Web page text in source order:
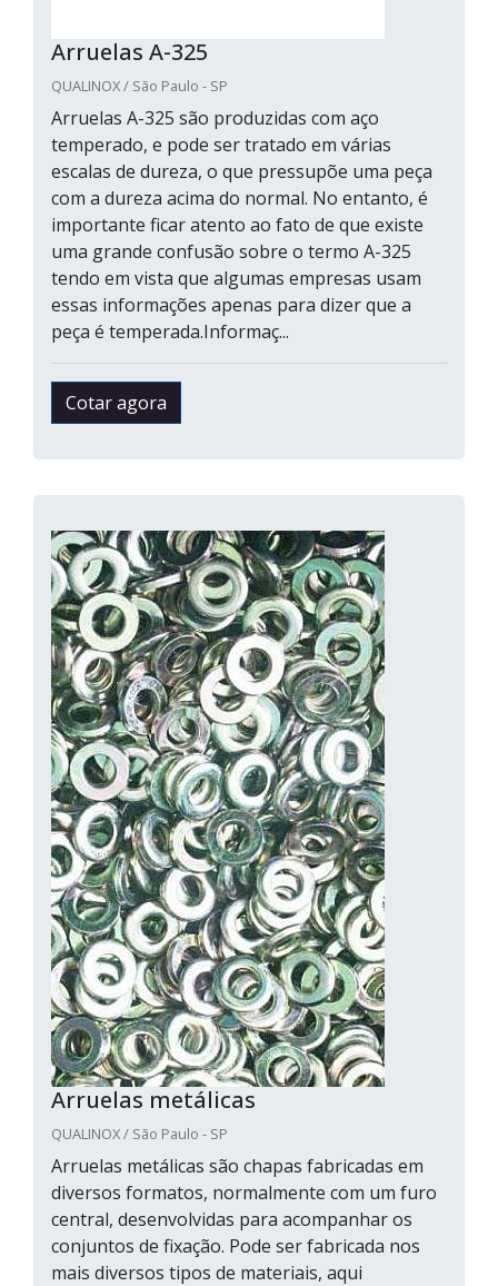
Arruelas A-325
QUALINOX / São Paulo - SP
Arruelas A-325 são produzidas com aço
temperado, e pode ser tratado em várias
escalas de dureza, o que pressupõe uma peça
com a dureza acima do normal. No entanto, é
importante ficar atento ao fato de que existe
uma grande confusão sobre o termo A-325
tendo em vista que algumas empresas usam
essas informações apenas para dizer que a
peça é temperada.Informaç...
Cotar agora
Arruelas metálicas
QUALINOX / São Paulo - SP
Arruelas metálicas são chapas fabricadas em
diversos formatos, normalmente com um furo
central, desenvolvidas para acompanhar os
conjuntos de fixação. Pode ser fabricada nos
mais diversos tipos de materiais, aqui